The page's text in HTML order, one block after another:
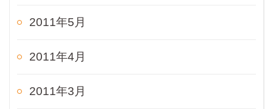
2011年5月
2011年4月
2011年3月